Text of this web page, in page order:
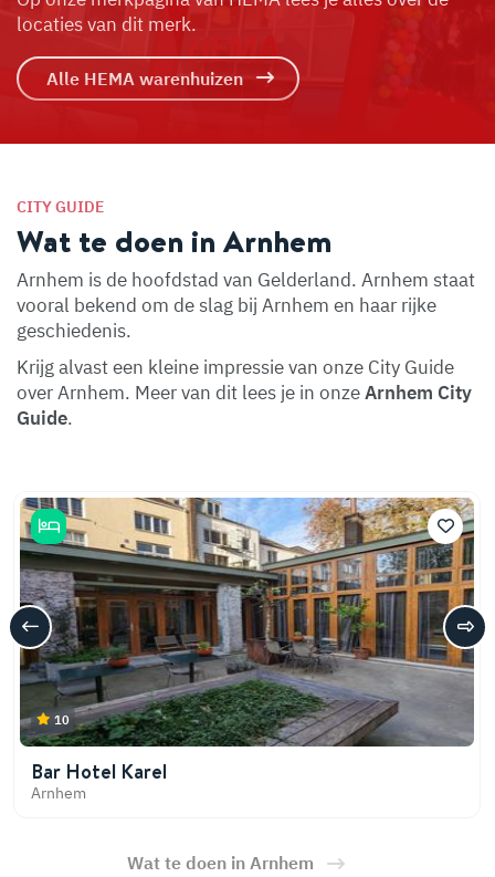
locaties van dit merk.
Alle HEMA warenhuizen
CITY GUIDE
Wat te doen in Arnhem
Arnhem is de hoofdstad van Gelderland. Arnhem staat
vooral bekend om de slag bij Arnhem en haar rijke
geschiedenis.
Krijg alvast een kleine impressie van onze City Guide
over Arnhem. Meer van dit lees je in onzeArnhem City
Guide.
10
Bar Hotel Karel
Arnhem
Wat te doen in Arnhem